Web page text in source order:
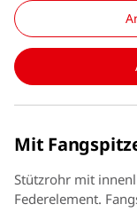
Mit
Stützrohr mit
Federelement.